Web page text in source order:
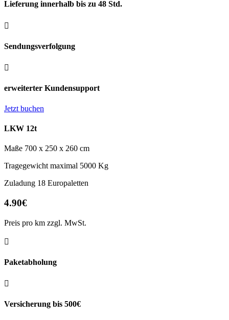
Lieferung innerhalb bis zu 48 Std.

Sendungsverfolgung

erweiterter Kundensupport
Jetzt buchen
LKW 12t
Maße 700 x 250 x 260 cm
Tragegewicht maximal 5000 Kg
Zuladung 18 Europaletten
4.90€
Preis pro km zzgl. MwSt.

Paketabholung

Versicherung bis 500€